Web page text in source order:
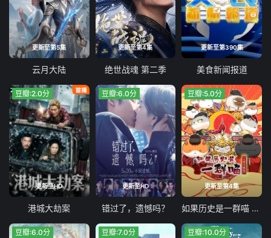
更新至第5集
云月大陆
更新至第4集
绝世战魂 第二季
更新至第390集
美食新闻报道
更新至HD
豆瓣:2.0分
港城大劫案
更新至HD
豆瓣:6.0分
错过了，遗憾吗？
更新至第4集
豆瓣:5.0分
如果历史是一群喵 第十三季
豆瓣:6.0分 豆瓣:7.0分 豆瓣:10.0分